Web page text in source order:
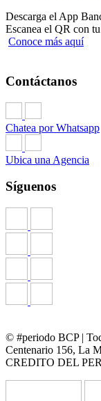
Descarga el App
Escanea el QR con
Conoce más aquí
Contáctanos
Chatea por Whatsapp
Ubica una Agencia
Síguenos
© #periodo BCP |
Centenario 156, La
CREDITO DEL